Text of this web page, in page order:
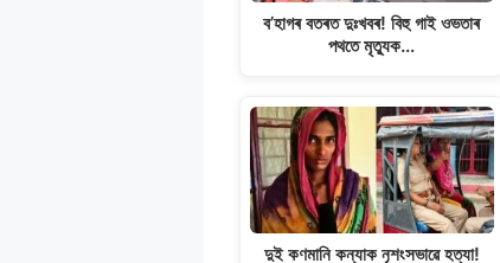
k
ব’হাগৰ বতৰত দুঃখবৰ! বিহু গাই ওভতাৰ
পথতে মৃত্যুক…
দুই কণমানি কন্যাক নৃশংসভাৱে হত্যা!